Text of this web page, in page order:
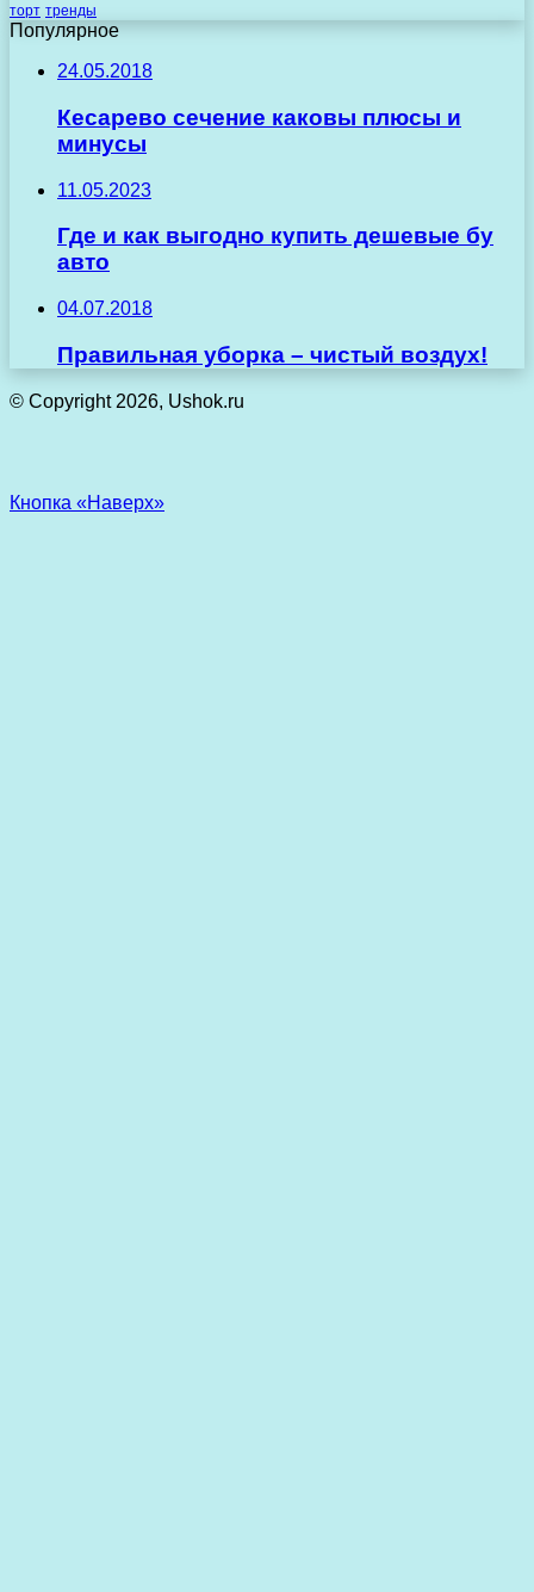
торт тренды
Популярное
24.05.2018
Кесарево сечение каковы плюсы и
минусы
11.05.2023
Где и как выгодно купить дешевые бу
авто
04.07.2018
Правильная уборка – чистый воздух!
© Copyright 2026, Ushok.ru
Кнопка «Наверх»